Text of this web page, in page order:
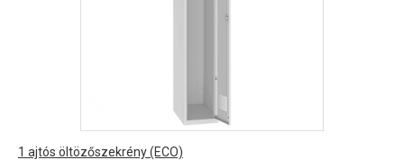
1 ajtós öltözőszekrény (ECO)